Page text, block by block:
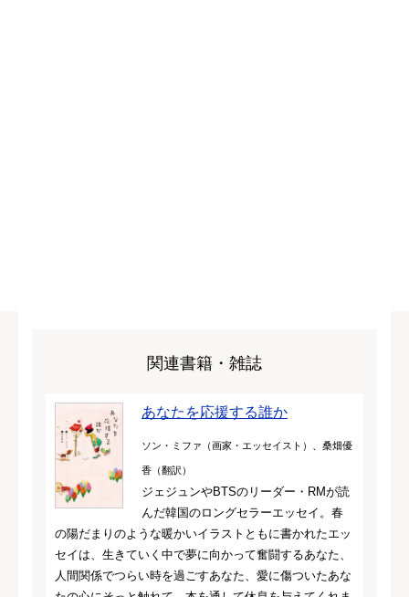
関連書籍・雑誌
あなたを応援する誰か
ソン・ミファ（画家・エッセイスト）、桑畑優
香（翻訳）
ジェジュンやBTSのリーダー・RMが読
んだ韓国のロングセラーエッセイ。春
の陽だまりのような暖かいイラストともに書かれたエッ
セイは、生きていく中で夢に向かって奮闘するあなた、
人間関係でつらい時を過ごすあなた、愛に傷ついたあな